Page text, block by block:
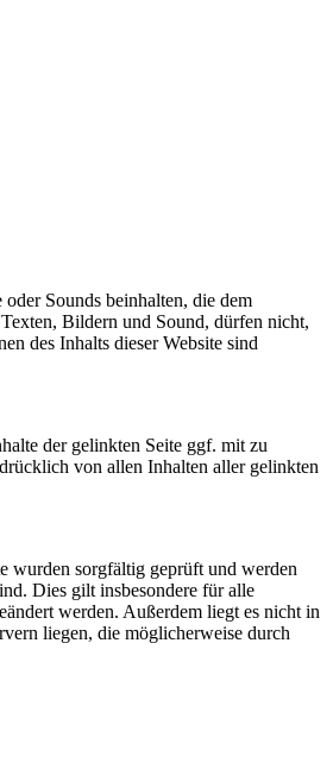
Sounds beinhalten, die dem
Bildern und Sound, dürfen nicht,
des Inhalts dieser Website sind
der gelinkten Seite ggf. mit zu
von allen Inhalten aller gelinkten
wurden sorgfältig geprüft und werden
Dies gilt insbesondere für alle
werden. Außerdem liegt es nicht in
liegen, die möglicherweise durch